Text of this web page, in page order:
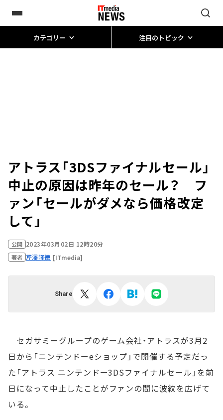
カテゴリー 注目のトピック
アトラス「3DSファイナルセール」
中止の原因は昨年のセール？ フ
ァン「セールがダメなら価格改定
して」
公開 2023年03月02日 12時20分
著者 芹澤隆徳 [ITmedia]
Share
セガサミーグループのゲーム会社・アトラスが3月2
日から「ニンテンドーeショップ」で開催する予定だっ
た「アトラス ニンテンドー3DSファイナルセール」を前
日になって中止したことがファンの間に波紋を広げて
いる。